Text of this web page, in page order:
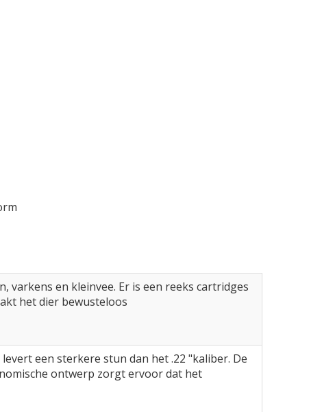
varkens en kleinvee. Er is een reeks cartridges
het dier bewusteloos
een sterkere stun dan het .22 "kaliber. De
ontwerp zorgt ervoor dat het